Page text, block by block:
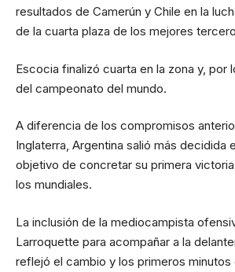
resultados de Camerún y Chile en la
de la cuarta plaza de los mejores
Escocia finalizó cuarta en la zona y, por
del campeonato del mundo.
A diferencia de los compromisos
Inglaterra, Argentina salió más decidida
objetivo de concretar su primera
los mundiales.
La inclusión de la mediocampista
Larroquette para acompañar a la
reflejó el cambio y los primeros minutos